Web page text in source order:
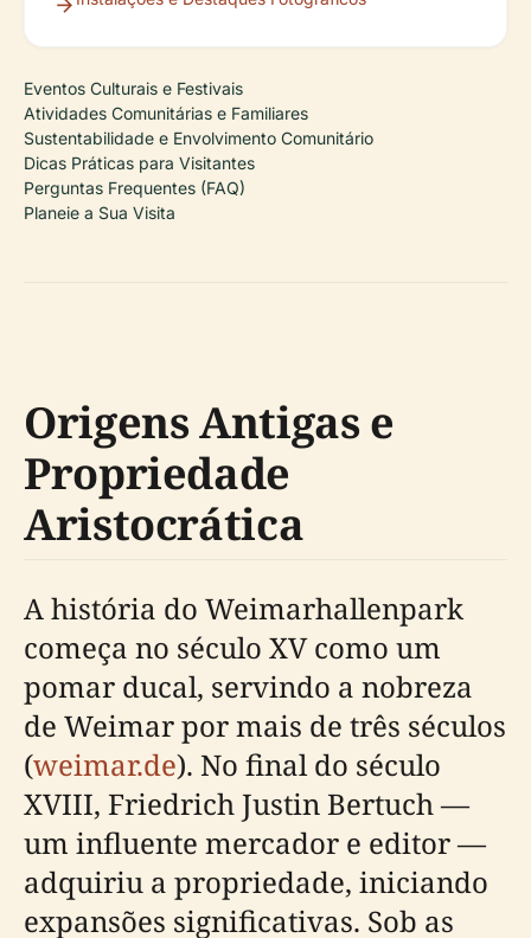
Eventos Culturais e Festivais
Atividades Comunitárias e Familiares
Sustentabilidade e Envolvimento Comunitário
Dicas Práticas para Visitantes
Perguntas Frequentes (FAQ)
Planeie a Sua Visita
Origens Antigas e
Propriedade
Aristocrática
A história do Weimarhallenpark
começa no século XV como um
pomar ducal, servindo a nobreza
de Weimar por mais de três séculos
(weimar.de). No final do século
XVIII, Friedrich Justin Bertuch —
um influente mercador e editor —
adquiriu a propriedade, iniciando
expansões significativas. Sob as